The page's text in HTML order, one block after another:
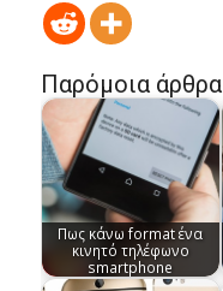
Παρόμοια άρθρα
Πως κάνω format ένα
κινητό τηλέφωνο
smartphone